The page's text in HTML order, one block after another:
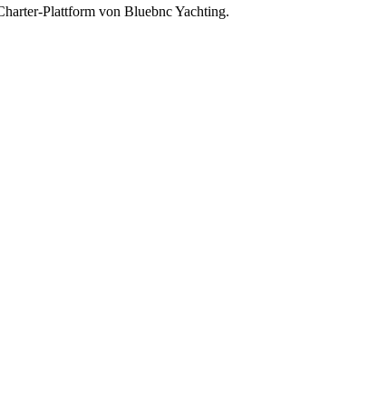
Plattform von Bluebnc Yachting.